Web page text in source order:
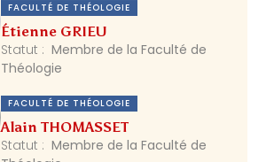
FACULTÉ DE THÉOLOGIE
Étienne GRIEU
Statut : Membre de la Faculté de
Théologie
FACULTÉ DE THÉOLOGIE
Alain THOMASSET
Statut : Membre de la Faculté de